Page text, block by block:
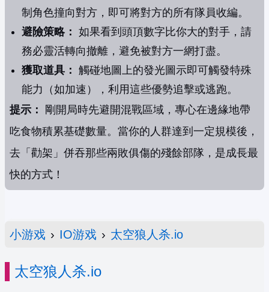
制角色撞向對方，即可將對方的所有隊員收編。
避險策略： 如果看到頭頂數字比你大的對手，請
務必靈活轉向撤離，避免被對方一網打盡。
獲取道具： 觸碰地圖上的發光圖示即可觸發特殊
能力（如加速），利用這些優勢追擊或逃跑。
提示：
剛開局時先避開混戰區域，專心在邊緣地帶
吃食物積累基礎數量。當你的人群達到一定規模後，
去「勸架」併吞那些兩敗俱傷的殘餘部隊，是成長最
快的方式！
小游戏 › IO游戏 › 太空狼人杀.io
太空狼人杀.io